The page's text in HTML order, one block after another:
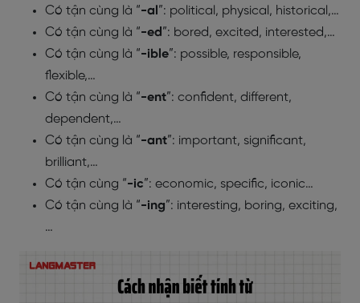
Có tận cùng là “-al ”: political, physical, historical,…
Có tận cùng là “-ed”: bored, excited, interested,…
Có tận cùng là “-ible”: possible, responsible,
flexible,…
Có tận cùng là “-ent”: confident, different,
dependent,…
Có tận cùng là “-ant”: important, significant,
brilliant,…
Có tận cùng “-ic”: economic, specific, iconic…
Có tận cùng là “-ing”: interesting, boring, exciting,
…